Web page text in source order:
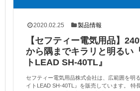
2020.02.25 製品情報
【セフティー電気用品】
から隅までキラリと明るい
トLEAD SH-40TL』
セフティー電気用品株式会社は、広範囲を明
イトLEAD SH-40TL』を販売しています。 特